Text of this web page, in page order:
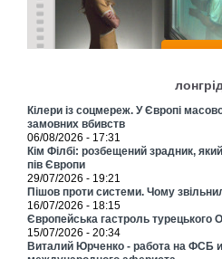
Кілери із соцмереж. У Європі
замовних вбивств
06/08/2026 - 17:31
Кім Філбі: розбещений зрадник,
пів Європи
29/07/2026 - 19:21
Пішов проти системи. Чому
16/07/2026 - 18:15
Європейська гастроль турецького
15/07/2026 - 20:34
Виталий Юрченко - работа на ФСБ